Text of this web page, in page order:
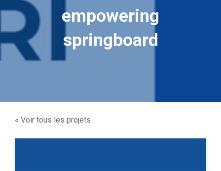
empowering
springboard
« Voir tous les projets